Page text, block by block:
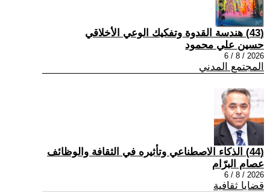
(43) هندسة القدوة وتفكيك الوعي الأخلاقي
حسين علي محمود
2026 / 8 / 6
المجتمع المدني
(44) الذكاء الاصطناعي وتأثيره في الثقافة والوظائف
عصام البرّام
2026 / 8 / 6
قضايا ثقافية